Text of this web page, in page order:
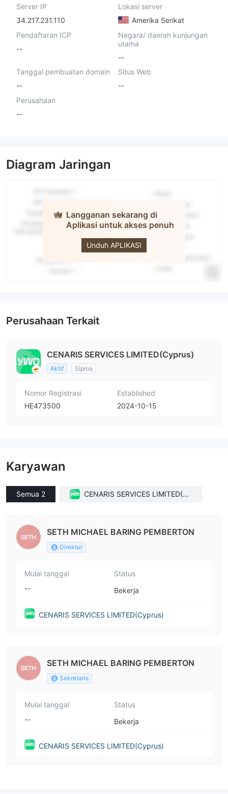
Server IP
34.217.231.110
Lokasi server
Amerika Serikat
Pendaftaran ICP
--
Negara/ daerah kunjungan
utama
--
Tanggal pembuatan domain
--
Situs Web
--
Perusahaan
--
Diagram Jaringan
Langganan sekarang di
Aplikasi untuk akses penuh
Unduh APLIKASI
YWO
Perusahaan Terkait
CENARIS SERVICES LIMITED(Cyprus)
Aktif Siprus
Nomor Registrasi
HE473500
Established
2024-10-15
Karyawan
Semua 2
CENARIS SERVICES LIMITED(Cy
SETH MICHAEL BARING PEMBERTON
Direktur
Mulai tanggal
--
Status
Bekerja
CENARIS SERVICES LIMITED(Cyprus)
SETH MICHAEL BARING PEMBERTON
Sekretaris
Mulai tanggal
--
Status
Bekerja
CENARIS SERVICES LIMITED(Cyprus)